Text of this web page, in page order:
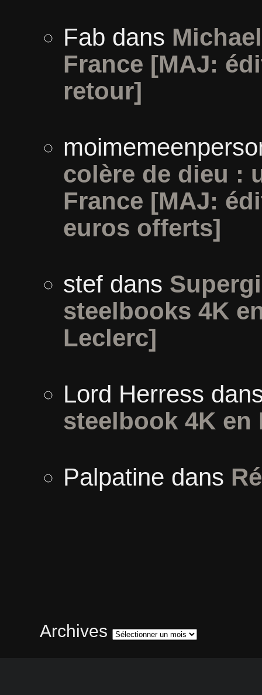
Fab dans
France [MAJ:
retour]
colère de dieu :
France [MAJ:
euros offerts]
stefdans
steelbooks 4K
Leclerc]
Lord Herress
steelbook 4K en
Palpatine dans
Archives